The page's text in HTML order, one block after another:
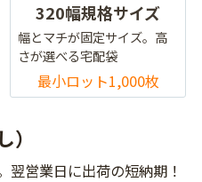
320幅規格サイズ
幅とマチが固定サイズ。高
さが選べる宅配袋
最小ロット1,000枚
翌営業日に出荷の短納期！